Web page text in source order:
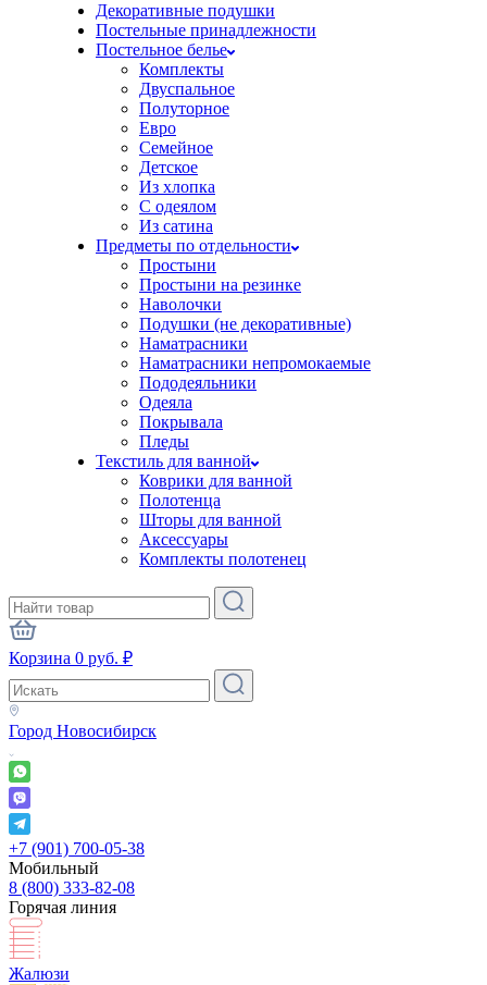
Декоративные подушки
Постельные принадлежности
Постельное белье
Комплекты
Двуспальное
Полуторное
Евро
Семейное
Детское
Из хлопка
С одеялом
Из сатина
Предметы по отдельности
Простыни
Простыни на резинке
Наволочки
Подушки (не декоративные)
Наматрасники
Наматрасники непромокаемые
Пододеяльники
Одеяла
Покрывала
Пледы
Текстиль для ванной
Коврики для ванной
Полотенца
Шторы для ванной
Аксессуары
Комплекты полотенец
Корзина 0 руб. ₽
Город Новосибирск
+7 (901) 700-05-38
Мобильный
8 (800) 333-82-08
Горячая линия
Жалюзи